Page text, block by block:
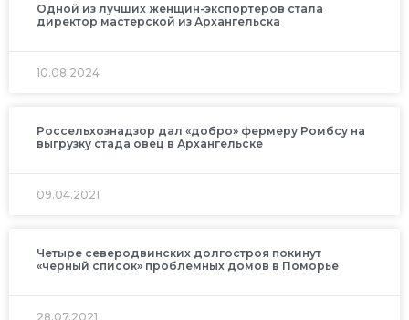
Одной из лучших женщин-экспортеров стала
директор мастерской из Архангельска
10.08.2024
Россельхознадзор дал «добро» фермеру Ромбсу на
выгрузку стада овец в Архангельске
09.04.2021
Четыре северодвинских долгостроя покинут
«черный список» проблемных домов в Поморье
28.07.2021